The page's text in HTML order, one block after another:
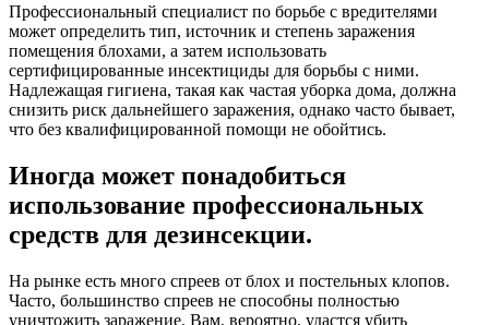
Профессиональный специалист по борьбе с вредителями
может определить тип, источник и степень заражения
помещения блохами, а затем использовать
сертифицированные инсектициды для борьбы с ними.
Надлежащая гигиена, такая как частая уборка дома, должна
снизить риск дальнейшего заражения, однако часто бывает,
что без квалифицированной помощи не обойтись.
Иногда может понадобиться
использование профессиональных
средств для дезинсекции.
На рынке есть много спреев от блох и постельных клопов.
Часто, большинство спреев не способны полностью
уничтожить заражение. Вам, вероятно, удастся убить